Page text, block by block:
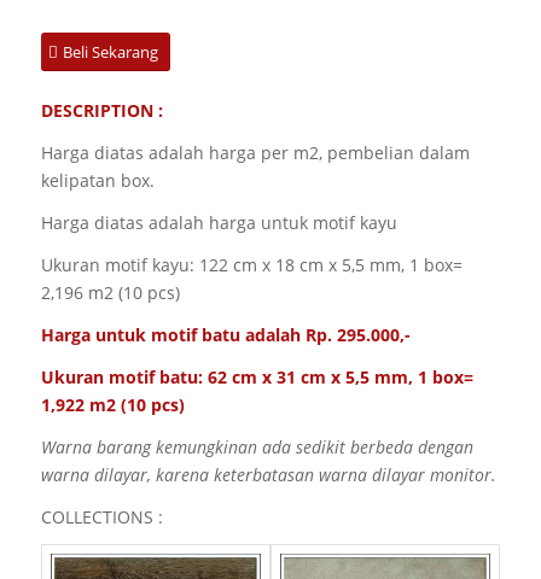
Beli Sekarang
DESCRIPTION :
Harga diatas adalah harga per m2, pembelian dalam
kelipatan box.
Harga diatas adalah harga untuk motif kayu
Ukuran motif kayu: 122 cm x 18 cm x 5,5 mm, 1 box=
2,196 m2 (10 pcs)
Harga untuk motif batu adalah Rp. 295.000,-
Ukuran motif batu: 62 cm x 31 cm x 5,5 mm, 1 box=
1,922 m2 (10 pcs)
Warna barang kemungkinan ada sedikit berbeda dengan
warna dilayar, karena keterbatasan warna dilayar monitor.
COLLECTIONS :